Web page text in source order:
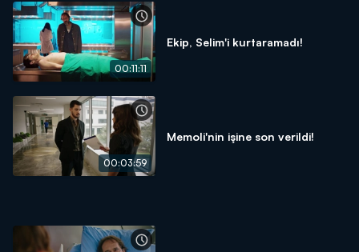
00:11:11
Ekip, Selim'i kurtaramadı!
00:03:59
Memoli'nin işine son verildi!